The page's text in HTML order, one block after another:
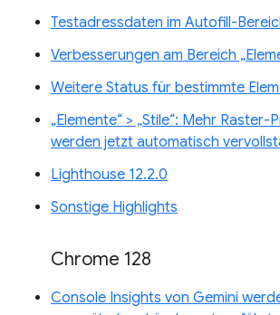
Testadressdaten im Autofill-
Verbesserungen am Bereich
Weitere Status für bestimmte
„Elemente“ > „Stile“: Mehr Raster-
werden jetzt automatisch
Lighthouse 12.2.0
Sonstige Highlights
Chrome 128
Console Insights von Gemini